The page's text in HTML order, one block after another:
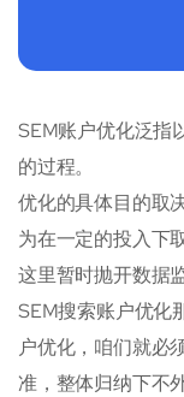
SEM账户优化泛指
的过程。
优化的具体目的取
为在一定的投入下
这里暂时抛开数据
SEM搜索账户优化
户优化，咱们就必
准，整体归纳下不